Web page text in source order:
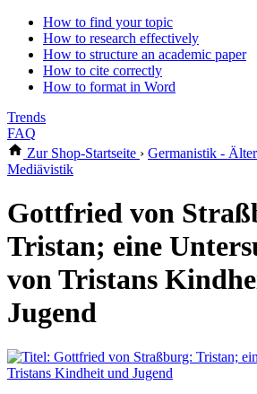
How to find your topic
How to research effectively
How to structure an academic paper
How to cite correctly
How to format in Word
Trends
FAQ
Zur Shop-Startseite › Germanistik -
Mediävistik
Gottfried von
Tristan; eine
von Tristans
Jugend